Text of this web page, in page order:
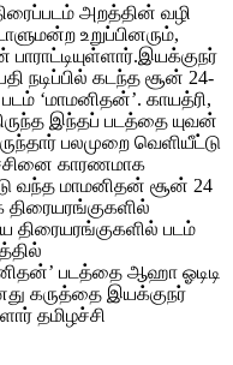
அறத்தின் வழி
உறுப்பினரும்,
நடிப்பில் கடந்த சூன் 24-
‘மாமனிதன்’. காயத்ரி,
இந்தப் படத்தை யுவன்
பலமுறை வெளியீட்டு
காரணமாக
வந்த மாமனிதன் சூன் 24
திரையரங்குகளில் படம்
படத்தை ஆஹா ஓடிடி
கருத்தை இயக்குநர்
தமிழச்சி